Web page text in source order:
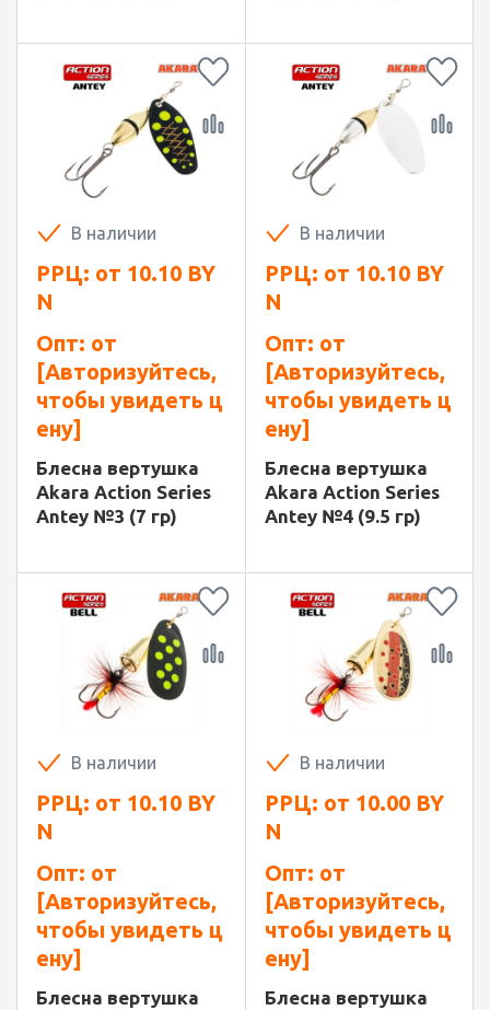
В наличии
РРЦ: от 10.10 BY
N
Опт: от
[Авторизуйтесь,
чтобы увидеть ц
ену]
Блесна вертушка
Akara Action Series
Antey №3 (7 гр)
В наличии
РРЦ: от 10.10 BY
N
Опт: от
[Авторизуйтесь,
чтобы увидеть ц
ену]
Блесна вертушка
Akara Action Series
Antey №4 (9.5 гр)
В наличии
РРЦ: от 10.10 BY
N
Опт: от
[Авторизуйтесь,
чтобы увидеть ц
ену]
Блесна вертушка
В наличии
РРЦ: от 10.00 BY
N
Опт: от
[Авторизуйтесь,
чтобы увидеть ц
ену]
Блесна вертушка